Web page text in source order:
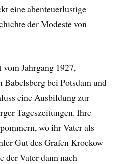
eine abenteuerlustige
der Modeste von
Jahrgang 1927,
bei Potsdam und
eine Ausbildung zur
Tageszeitungen. Ihre
wo ihr Vater als
Gut des Grafen Krockow
der Vater dann nach